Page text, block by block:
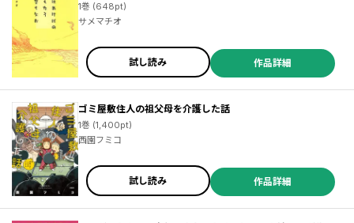
1巻 (648pt)
サメマチオ
試し読み 作品詳細
ゴミ屋敷住人の祖父母を介護した話
1巻 (1,400pt)
西園フミコ
試し読み 作品詳細